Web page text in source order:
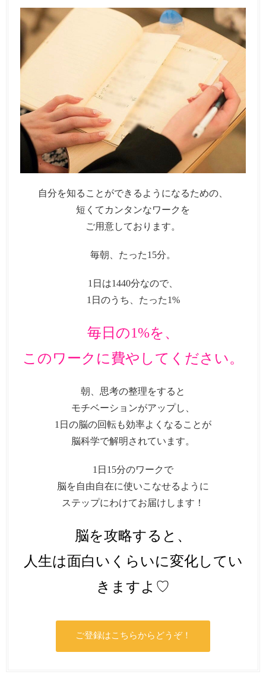
自分を知ることができるようになるための、
短くてカンタンなワークを
ご用意しております。
毎朝、たった15分。
1日は1440分なので、
1日のうち、たった1%
毎日の1%を、
このワークに費やしてください。
朝、思考の整理をすると
モチベーションがアップし、
1日の脳の回転も効率よくなることが
脳科学で解明されています。
1日15分のワークで
脳を自由自在に使いこなせるように
ステップにわけてお届けします！
脳を攻略すると、
人生は面白いくらいに変化してい
きますよ♡
ご登録はこちらからどうぞ！